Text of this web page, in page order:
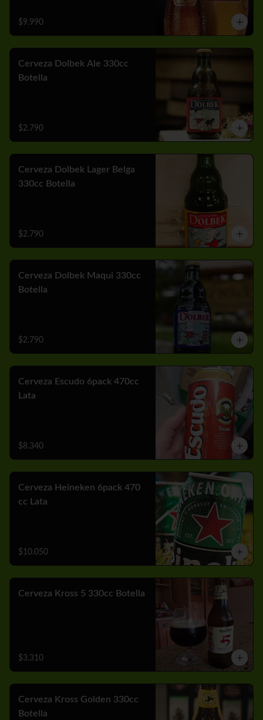
$9.990
Cerveza Dolbek Ale 330cc
Botella
$2.790
Cerveza Dolbek Lager Belga
330cc Botella
$2.790
Cerveza Dolbek Maqui 330cc
Botella
$2.790
Cerveza Escudo 6pack 470cc
Lata
$8.340
Cerveza Heineken 6pack 470
cc Lata
$10.050
Cerveza Kross 5 330cc Botella
$3.310
Cerveza Kross Golden 330cc
Botella